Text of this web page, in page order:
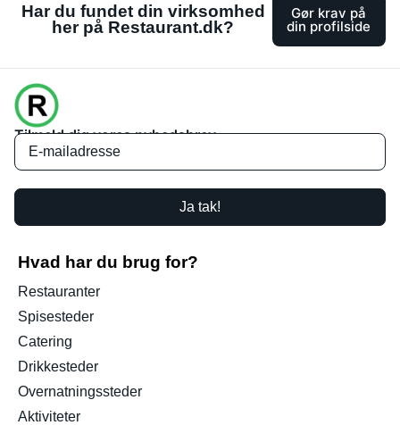
Har du fundet din virksomhed
her på Restaurant.dk?
Gør krav på
din profilside
Tilmeld dig vores nyhedsbrev
Ja tak!
Hvad har du brug for?
Restauranter
Spisesteder
Catering
Drikkesteder
Overnatningssteder
Aktiviteter